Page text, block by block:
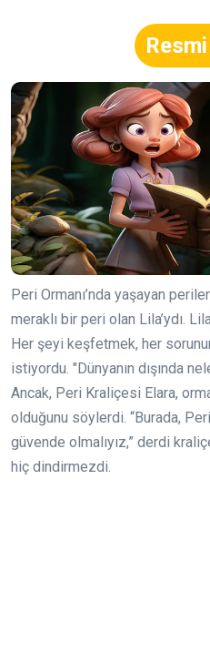
Peri Ormanı’nda yaşayan
meraklı bir peri olan Lila’ydı.
Her şeyi keşfetmek, her
istiyordu. "Dünyanın dışında
Ancak, Peri Kraliçesi Elara,
olduğunu söylerdi. “Burada,
güvende olmalıyız,” derdi
hiç dindirmezdi.